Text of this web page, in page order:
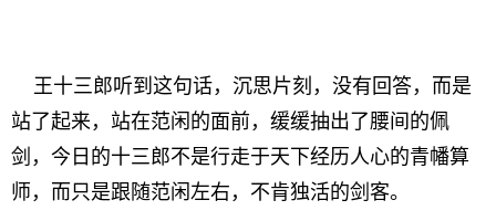
王十三郎听到这句话，沉思片刻，没有回答，而是
站了起来，站在范闲的面前，缓缓抽出了腰间的佩
剑，今日的十三郎不是行走于天下经历人心的青幡算
师，而只是跟随范闲左右，不肯独活的剑客。